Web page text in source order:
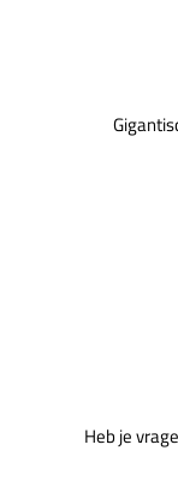
Heb je